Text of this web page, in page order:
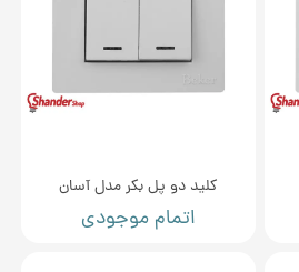
کلید دو پل بکر مدل آسان
اتمام موجودی